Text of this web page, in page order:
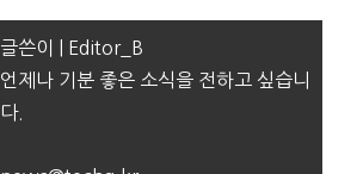
글쓴이 | Editor_B
언제나 기분 좋은 소식을 전하고 싶습니
다.